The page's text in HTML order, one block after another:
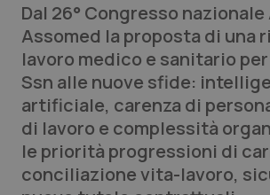
QS Pro
Professionisti Sanitari.AI
Abruzzo
Basilicata
QS Pro Gold
Artrite & artrosi
QS Club Newsletter
Dal 26° Congresso nazionale
Assomed la proposta di una
lavoro medico e sanitario
Ssn alle nuove sfide:
artificiale, carenza di
di lavoro e complessità
le priorità progressioni di
conciliazione vita-lavoro,